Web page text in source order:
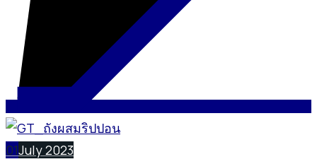
01July 2023